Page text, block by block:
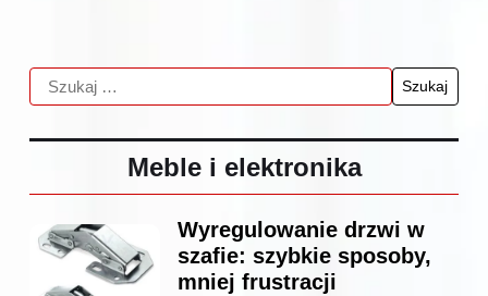
Meble i elektronika
Wyregulowanie drzwi w
szafie: szybkie sposoby,
mniej frustracji